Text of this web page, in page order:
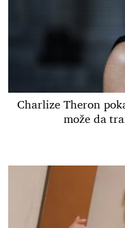
Charlize Theron
može da